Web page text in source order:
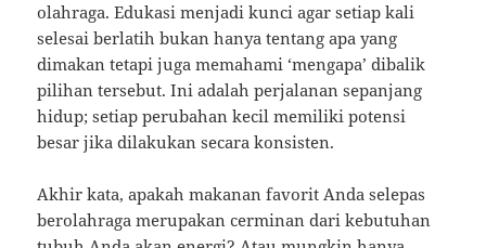
olahraga. Edukasi menjadi kunci agar setiap kali
selesai berlatih bukan hanya tentang apa yang
dimakan tetapi juga memahami ‘mengapa’ dibalik
pilihan tersebut. Ini adalah perjalanan sepanjang
hidup; setiap perubahan kecil memiliki potensi
besar jika dilakukan secara konsisten.
Akhir kata, apakah makanan favorit Anda selepas
berolahraga merupakan cerminan dari kebutuhan